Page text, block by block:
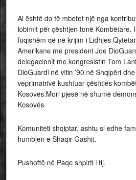
Ai është do të mbetet një nga
lobimit për çështjen tonë Kombëtare.
fuqishëm që në krijim i Lidhjes
Amerikane me president Joe
delegacionit me kongresistin Tom
DioGuardi në vitin ’90 në Shqipëri
veprimatrivë kushtuar çështjes
Kosovës.Mori pjesë në shumë
Kosovës.
Komuniteti shqiptar, ashtu si edhe
humbjen e Shaqir Gashit.
Pushoftë në Paqe shpirti i tij.